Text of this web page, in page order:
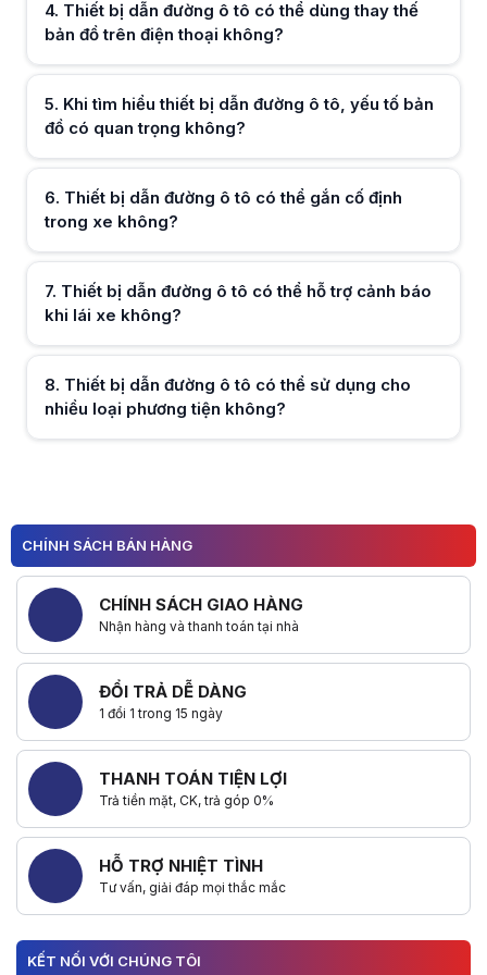
4. Thiết bị dẫn đường ô tô có thể dùng thay thế
bản đồ trên điện thoại không?
5. Khi tìm hiểu thiết bị dẫn đường ô tô, yếu tố bản
đồ có quan trọng không?
6. Thiết bị dẫn đường ô tô có thể gắn cố định
trong xe không?
7. Thiết bị dẫn đường ô tô có thể hỗ trợ cảnh báo
khi lái xe không?
8. Thiết bị dẫn đường ô tô có thể sử dụng cho
nhiều loại phương tiện không?
Hữu ích (0)
2
CHÍNH SÁCH BÁN HÀNG
CHÍNH SÁCH GIAO HÀNG
Nhận hàng và thanh toán tại nhà
ĐỔI TRẢ DỄ DÀNG
1 đổi 1 trong 15 ngày
THANH TOÁN TIỆN LỢI
Trả tiền mặt, CK, trả góp 0%
HỖ TRỢ NHIỆT TÌNH
Tư vấn, giải đáp mọi thắc mắc
KẾT NỐI VỚI CHÚNG TÔI